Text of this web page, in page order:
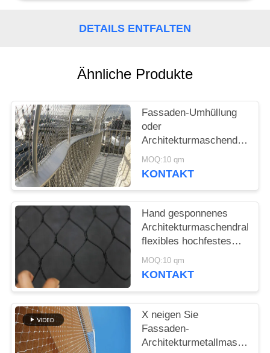
DATENSCHUTZRICHTLINIE
DETAILS ENTFALTEN
Ähnliche Produkte
Fassaden-Umhüllung
oder
Architekturmaschendraht/
Kabel-Masche
MOQ:10 qm
KONTAKT
Hand gesponnenes
Architekturmaschendraht-
flexibles hochfestes
Baumaterial
MOQ:10 qm
KONTAKT
X neigen Sie
Fassaden-
Architekturmetallmaschen-